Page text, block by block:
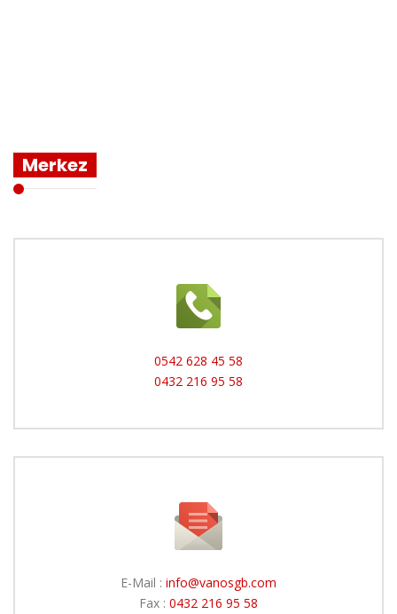
Merkez
0542 628 45 58
0432 216 95 58
E-Mail : info@vanosgb.com
Fax : 0432 216 95 58